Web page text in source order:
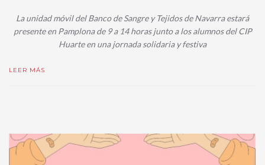
La unidad móvil del Banco de Sangre y Tejidos de Navarra estará
presente en Pamplona de 9 a 14 horas junto a los alumnos del CIP
Huarte en una jornada solidaria y festiva
LEER MÁS